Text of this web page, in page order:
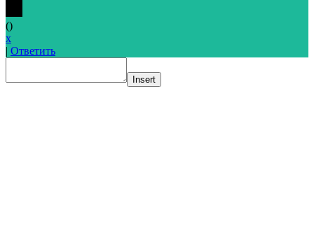
()
x
| Ответить
Insert